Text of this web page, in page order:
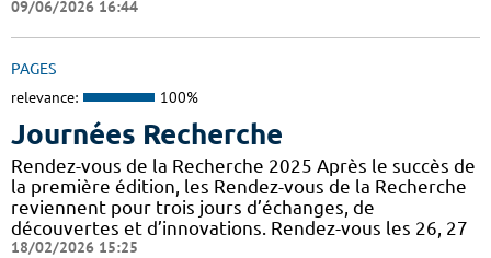
09/06/2026 16:44
PAGES
relevance: 100%
Journées Recherche
Rendez-vous de la Recherche 2025 Après le succès de
la première édition, les Rendez-vous de la Recherche
reviennent pour trois jours d’échanges, de
découvertes et d’innovations. Rendez-vous les 26, 27
18/02/2026 15:25